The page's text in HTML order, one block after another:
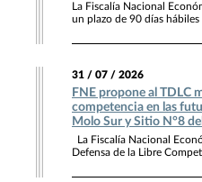
La Fiscalía Nacional
un plazo de 90 días hábiles
31 / 07 / 2026
FNE propone al TDLC
competencia en las
Molo Sur y Sitio N°8
La Fiscalía Nacional
Defensa de la Libre